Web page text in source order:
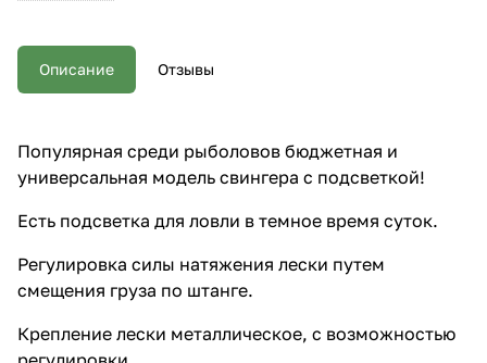
штанге. Крепление лески
металлическое, с
возможностью регулировки.
Описание Отзывы
Популярная среди рыболовов бюджетная и
универсальная модель свингера с подсветкой!
Есть подсветка для ловли в темное время суток.
Регулировка силы натяжения лески путем
смещения груза по штанге.
Крепление лески металлическое, с возможностью